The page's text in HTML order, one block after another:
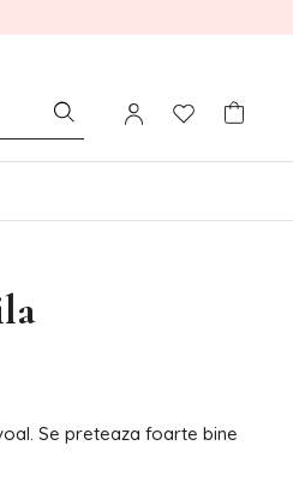
Se preteaza foarte bine